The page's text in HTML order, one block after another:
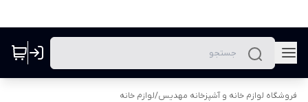
فروشگاه لوازم خانه و آشپزخانه مهدیس/لوازم خانه